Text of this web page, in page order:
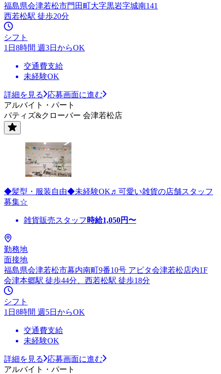
福島県会津若松市門田町大字黒岩字城南141
西若松駅 徒歩20分
シフト
1日8時間 週3日からOK
交通費支給
未経験OK
詳細を見る
応募画面に進む
アルバイト・パート
パティズ&クローバー 会津若松店
◆髪型・服装自由◆未経験OK♬可愛い雑貨の店舗スタッフ
募集☆
雑貨販売スタッフ 時給1,050円〜
勤務地
面接地
福島県会津若松市幕内南町9番10号 アピタ会津若松店内1F
会津本郷駅 徒歩44分、西若松駅 徒歩18分
シフト
1日8時間 週5日からOK
交通費支給
未経験OK
詳細を見る
応募画面に進む
アルバイト・パート